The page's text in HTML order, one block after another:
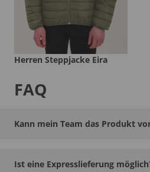
Herren Steppjacke Eira
FAQ
Kann mein Team das Produkt
Ist eine Expresslieferung